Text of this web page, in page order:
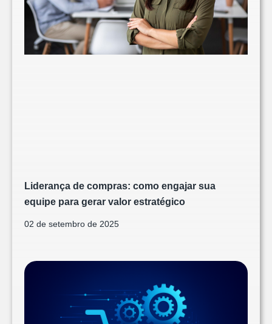
Liderança de compras: como engajar sua
equipe para gerar valor estratégico
02 de setembro de 2025